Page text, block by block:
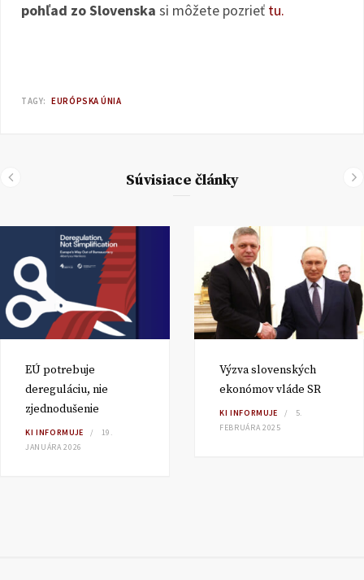
pohľad zo Slovenska si môžete pozrieť tu.
TAGY: EURÓPSKA ÚNIA
Súvisiace články
EÚ potrebuje
dereguláciu, nie
zjednodušenie
KI INFORMUJE
19.
JANUÁRA 2026
Výzva slovenských
ekonómov vláde SR
KI INFORMUJE
5.
FEBRUÁRA 2025